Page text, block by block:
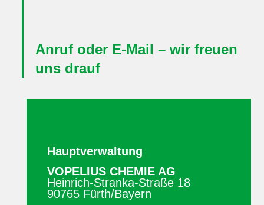
Anruf oder E-Mail – wir freuen
uns drauf
Hauptverwaltung
VOPELIUS CHEMIE AG
Heinrich-Stranka-Straße 18
90765 Fürth/Bayern